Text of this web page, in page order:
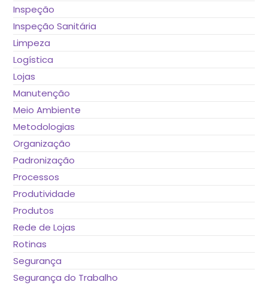
Inspeção
Inspeção Sanitária
Limpeza
Logística
Lojas
Manutenção
Meio Ambiente
Metodologias
Organização
Padronização
Processos
Produtividade
Produtos
Rede de Lojas
Rotinas
Segurança
Segurança do Trabalho